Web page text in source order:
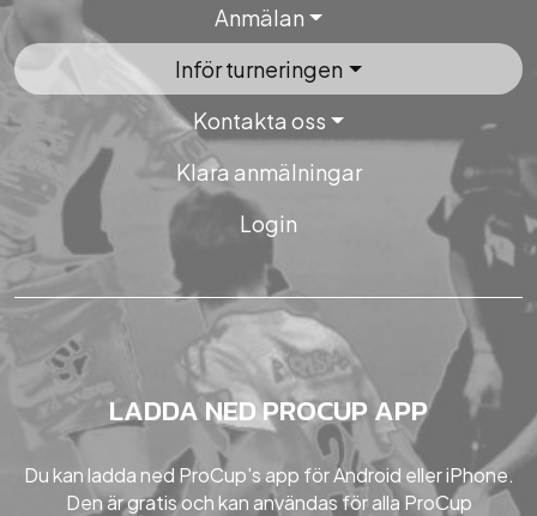
Anmälan
Inför turneringen
Kontakta oss
Klara anmälningar
Login
LADDA NED PROCUP APP
Du kan ladda ned ProCup's app för Android eller iPhone.
Den är gratis och kan användas för alla ProCup